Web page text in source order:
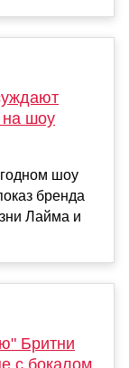
шоу
шоу
бренда
Лайма и
Бритни